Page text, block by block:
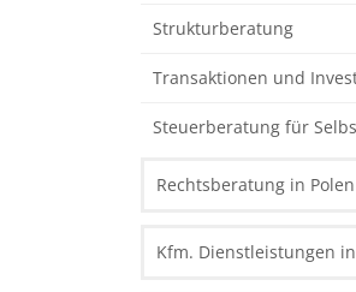
Strukturberatung
Transaktionen und
Steuerberatung für
Rechtsberatung in Polen
Gesellschafts- und
Kfm. Dienstleistungen